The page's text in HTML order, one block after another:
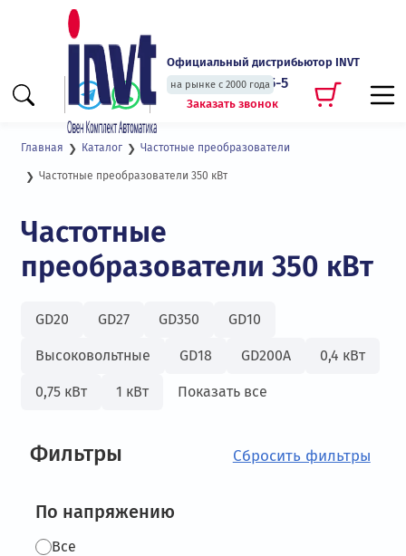
Официальный дистрибьютор INVT
на рынке с 2000 года
+7 (495) 135-135-5
Заказать звонок
Главная Каталог Частотные преобразователи
Частотные преобразователи 350 кВт
Частотные
преобразователи 350 кВт
GD20 GD27 GD350 GD10
Высоковольтные GD18 GD200А 0,4 кВт
0,75 кВт 1 кВт Показать все
Фильтры
По напряжению
Все